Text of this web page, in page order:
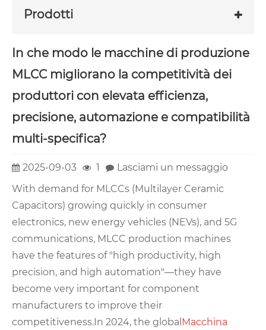
Prodotti
In che modo le macchine di produzione
MLCC migliorano la competitività dei
produttori con elevata efficienza,
precisione, automazione e compatibilità
multi-specifica?
2025-09-03 1
Lasciami un messaggio
With demand for MLCCs (Multilayer Ceramic
Capacitors) growing quickly in consumer
electronics, new energy vehicles (NEVs), and 5G
communications, MLCC production machines
have the features of "high productivity, high
precision, and high automation"—they have
become very important for component
manufacturers to improve their
competitiveness.In 2024, the global Macchina